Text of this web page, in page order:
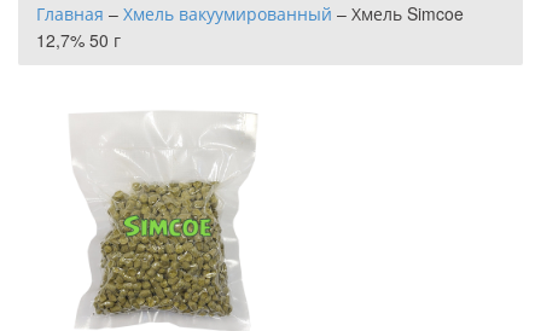
Главная – Хмель вакуумированный – Хмель Simcoe
12,7% 50 г